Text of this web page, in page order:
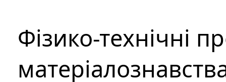
Фізико-технічні